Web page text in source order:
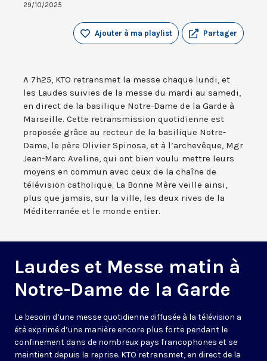
29/10/2025
Partager
Ajouter à ma playlist
A 7h25, KTO retransmet la messe chaque lundi, et
les Laudes suivies de la messe du mardi au samedi,
en direct de la basilique Notre-Dame de la Garde à
Marseille. Cette retransmission quotidienne est
proposée grâce au recteur de la basilique Notre-
Dame, le père Olivier Spinosa, et à l’archevêque, Mgr
Jean-Marc Aveline, qui ont bien voulu mettre leurs
moyens en commun avec ceux de la chaîne de
télévision catholique. La Bonne Mère veille ainsi,
plus que jamais, sur la ville, les deux rives de la
Méditerranée et le monde entier.
Laudes et Messe matin à
Notre-Dame de la Garde
Le besoin d’une messe quotidienne diffusée à la télévision a
été exprimé d’une manière encore plus forte pendant le
confinement dans de nombreux pays francophones et se
maintient depuis la reprise. KTO retransmet, en direct de la